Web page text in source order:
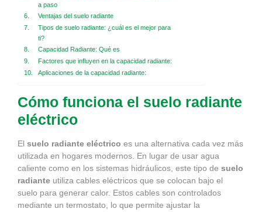
a paso
Ventajas del suelo radiante
Tipos de suelo radiante: ¿cuál es el mejor para
ti?
Capacidad Radiante: Qué es
Factores que influyen en la capacidad radiante:
Aplicaciones de la capacidad radiante:
Cómo funciona el suelo radiante
eléctrico
El suelo radiante eléctrico es una alternativa cada vez más
utilizada en hogares modernos. En lugar de usar agua
caliente como en los sistemas hidráulicos, este tipo de suelo
radiante utiliza cables eléctricos que se colocan bajo el
suelo para generar calor. Estos cables son controlados
mediante un termostato, lo que permite ajustar la